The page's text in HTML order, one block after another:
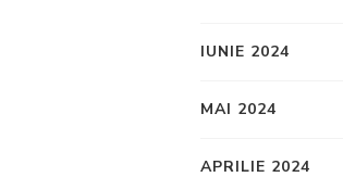
IUNIE 2024
MAI 2024
APRILIE 2024